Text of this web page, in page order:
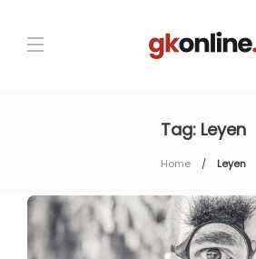
Tag: Leyen
Home Leyen